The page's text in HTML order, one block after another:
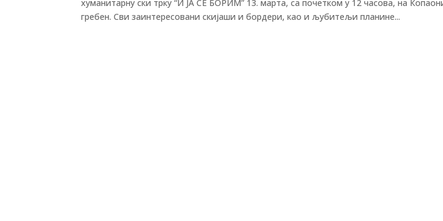
хуманитарну ски трку “И ЈА СЕ БОРИМ” 13. марта, са почетком у 12 часова, на
гребен. Сви заинтересовани скијаши и бордери, као и љубитељи планине...